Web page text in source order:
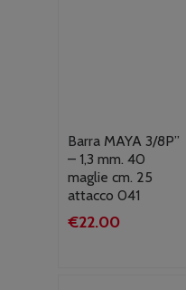
Barra MAYA 3/8P”
– 1,3 mm. 40
maglie cm. 25
attacco 041
€22.00